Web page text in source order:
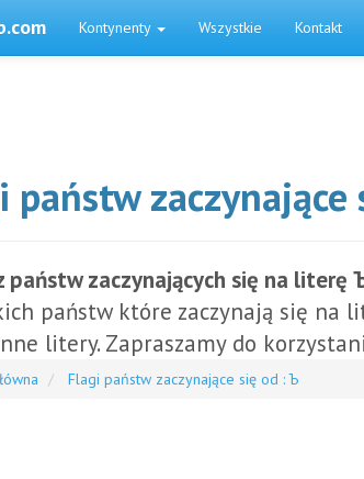
Kontynenty Wszystkie Kontakt
państw zaczynające
państw zaczynających się na literę
państw które zaczynają się na
litery. Zapraszamy do
Flagi państw zaczynające się od : Ъ